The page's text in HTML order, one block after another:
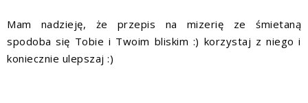
Mam nadzieję, że przepis na mizerię ze śmietaną
spodoba się Tobie i Twoim bliskim :) korzystaj z niego i
koniecznie ulepszaj :)